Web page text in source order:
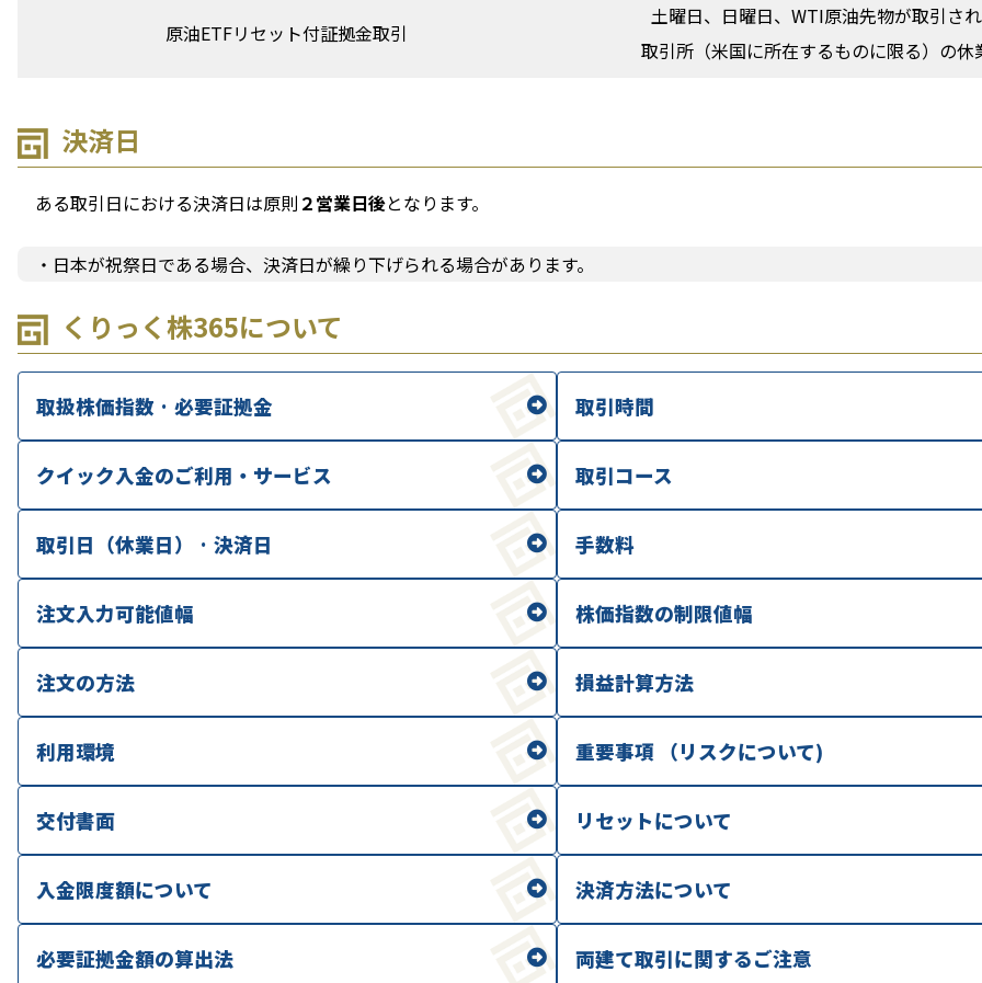
原油ETFリセット付証拠金取引
土曜日、日曜日、WTI原油先物が取引さ
取引所（米国に所在するものに限る）の休
決済日
ある取引日における決済日は原則 ２営業日後となります。
・日本が祝祭日である場合、決済日が繰り下げられる場合があります。
くりっく株365について
取扱株価指数 · 必要証拠金 取引時間
クイック入金のご利用・サービス 取引コース
取引日（休業日） · 決済日 手数料
注文入力可能値幅 株価指数の制限値幅
注文の方法 損益計算方法
利用環境 重要事項 （リスクについて)
交付書面 リセットについて
入金限度額について 決済方法について
必要証拠金額の算出法 両建て取引に関するご注意